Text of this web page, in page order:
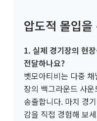
압도적 몰입
1. 실제 경기장의 현
전달하나요?
벳모아티비는 다중
장의 백그라운드 사
송출합니다. 마치 경
감을 직접 경험해 보